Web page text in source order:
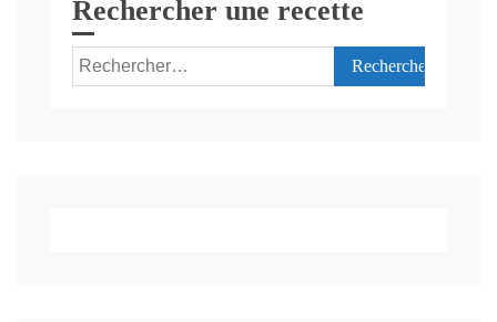
Rechercher une recette
Rechercher :